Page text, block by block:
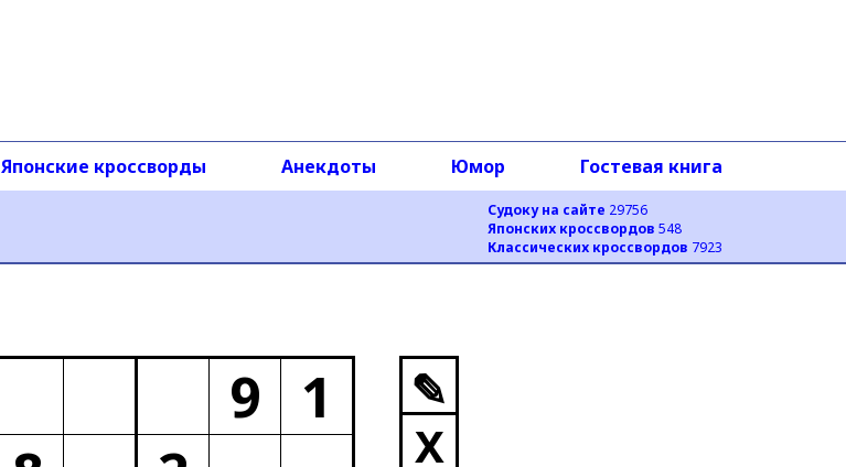
Судоку на сайте 29756
Японских кроссвордов 548
Классических кроссвордов 7923
Японские кроссворды Анекдоты Юмор Гостевая книга
9
1
✎
X